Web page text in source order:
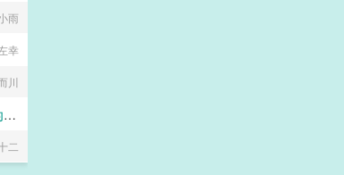
雨
幸
川
爱是慢性绞刑（1V2，高H，bg，sc，伪骨科）
华
二